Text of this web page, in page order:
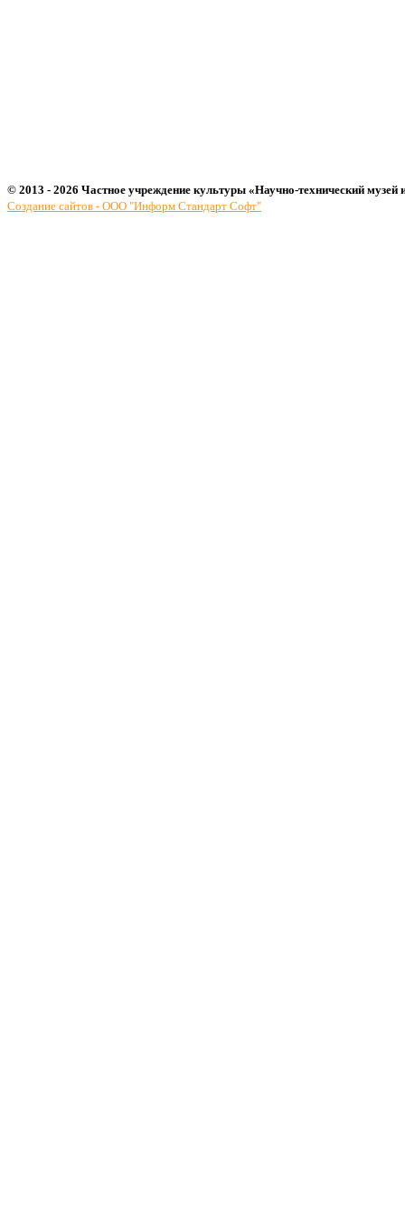
© 2013 - 2026 Частное учреждение культуры «Научно-технический музей
Создание сайтов - ООО "Информ Стандарт Софт"